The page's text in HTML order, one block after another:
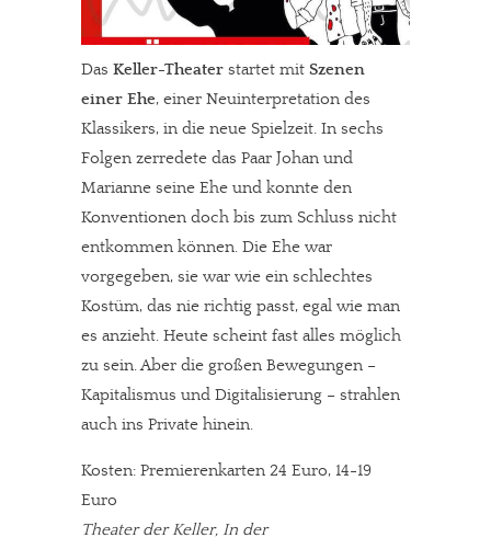
Das Keller-Theater startet mit Szenen
einer Ehe, einer Neuinterpretation des
Klassikers, in die neue Spielzeit. In sechs
Folgen zerredete das Paar Johan und
Marianne seine Ehe und konnte den
Konventionen doch bis zum Schluss nicht
entkommen können. Die Ehe war
vorgegeben, sie war wie ein schlechtes
Kostüm, das nie richtig passt, egal wie man
es anzieht. Heute scheint fast alles möglich
zu sein. Aber die großen Bewegungen –
Kapitalismus und Digitalisierung – strahlen
auch ins Private hinein.
Kosten: Premierenkarten 24 Euro, 14-19
Euro
Theater der Keller, In der